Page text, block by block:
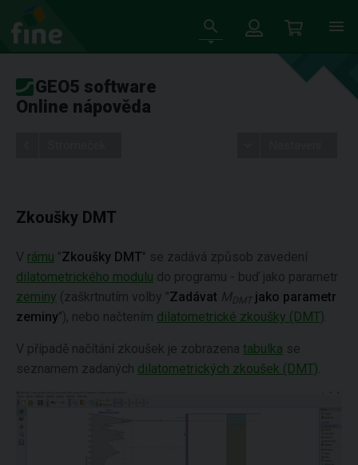
GEO5 software
Online nápověda
Zkoušky DMT
V rámu "Zkoušky DMT" se zadává způsob zavedení
dilatometrického modulu do programu - buď jako parametr
zeminy (zaškrtnutím volby "Zadávat MDMT jako parametr
zeminy"), nebo načtením dilatometrické zkoušky (DMT)
V případě načítání zkoušek je zobrazena tabulka se
seznamem zadaných dilatometrických zkoušek (DMT)